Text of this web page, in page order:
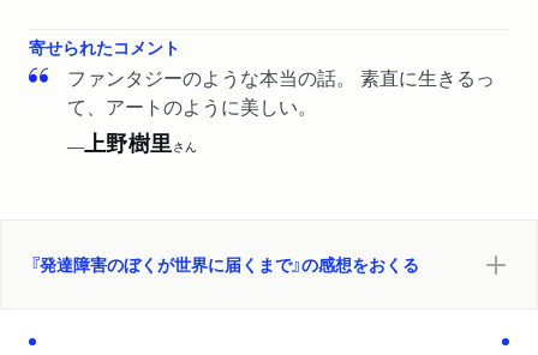
心身一如 ／外胚葉 ／ケシザルは芸能界向き？ ／ ちょく
ちょくチビってる ／理想は全裸 ／百年の恋もさめる ／害
虫だったりキツネだったり ／グルテンフリー ／不安定感ば
つぐんの男 ／ナッツ王子
んインタビュー】前編」
2025/09/23
ダ・ヴィンチwebで紹介されました。「国際的ヒット作『い
寄せられたコメント
ファンタジーのような本当の話。 素直に生きるっ
て、アートのように美しい。
──上野樹里さん
『発達障害のぼくが世界に届くまで』の感想をおくる